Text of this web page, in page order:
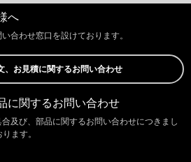
へ
合わせ窓口を設けております。
、お見積に関するお問い合わせ
に関するお問い合わせ
及び、部品に関するお問い合わせにつきまし
ます。